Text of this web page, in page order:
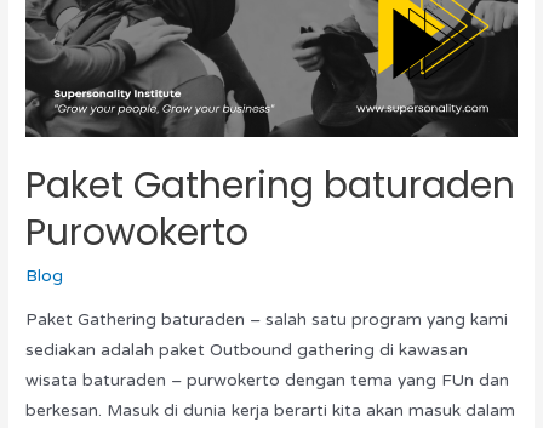
Paket Gathering baturaden
Purowokerto
Blog
Paket Gathering baturaden – salah satu program yang kami
sediakan adalah paket Outbound gathering di kawasan
wisata baturaden – purwokerto dengan tema yang FUn dan
berkesan. Masuk di dunia kerja berarti kita akan masuk dalam